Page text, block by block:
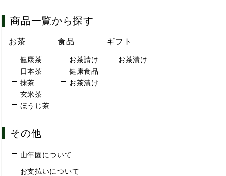
商品一覧から探す
お茶
健康茶
日本茶
抹茶
玄米茶
ほうじ茶
食品
お茶請け
健康食品
お茶漬け
ギフト
お茶漬け
その他
山年園について
お支払いについて